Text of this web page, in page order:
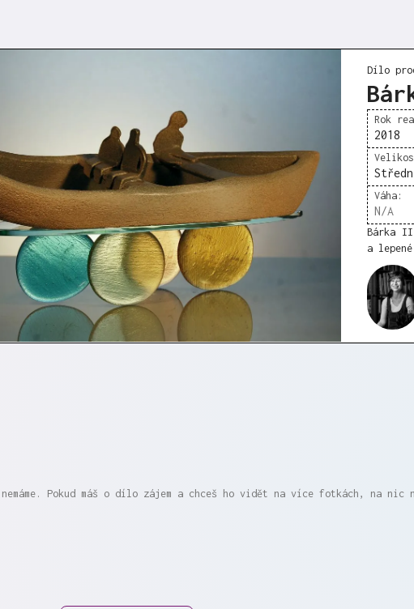
Dílo
Rok
2018
Váha:
N/A
Bárka
a
Pokud máš o dílo zájem a chceš ho vidět na více fotkách, na nic